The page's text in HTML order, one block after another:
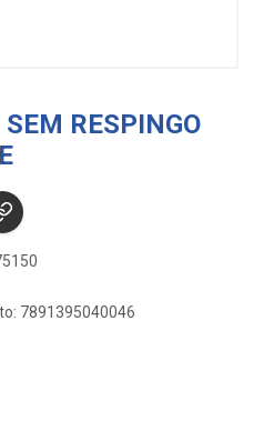
RESPINGO
7891395040046